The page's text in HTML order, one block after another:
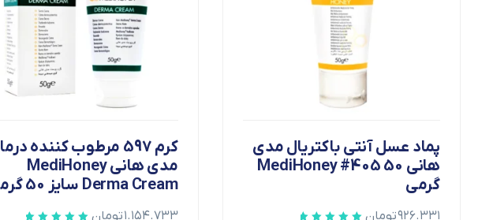
پماد عسل آنتی باکتریال مدی
هانی MediHoney #405 50
گرمی
۹۲۶.۳۳۱تومان
کرم 597 مرطوب کننده درما
مدی هانی MediHoney
Derma Cream سایز 50 گرمی
۱.۱۵۴.۷۳۳تومان